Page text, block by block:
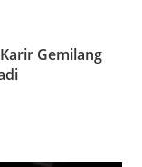
Gemilang